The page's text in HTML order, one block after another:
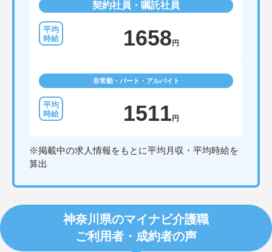
契約社員・嘱託社員
1658 円
非常勤・パート・アルバイト
1511 円
※掲載中の求人情報をもとに平均月収・平均時給を
算出
神奈川県のマイナビ介護職
ご利用者・成約者の声